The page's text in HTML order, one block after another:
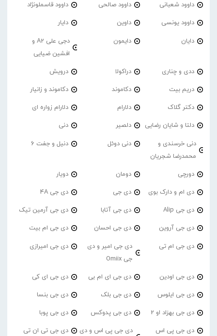
داوود شعبانی داوود صالحی داوود قاسملونژاد
داوود یونسی داوین دایار
دایان دایمون
دجی علی A2 و
افشین ضیایی
ددی و چناری دراکولا درویش
دریم بیت دکاموند دکاموند و زانیار
دکتر گلاک دلارام دلارام زواره ای
دلتا و شایان رضایی دلصیر دنی
دنی خرسندی و
محمدرضا شجریان
دنی دوئل دنیل و جفت 6
دورچی دومان دویار
دی ام و دارک بوی دی جی دی جی 4A
دی جی Alip دی جی آتابا دی جی آرمین تیک
دی جی آروین دی جی احسان دی جی ام بیت
دی جی ام تی
دی جی امیر و دی
جی Omiix
دی جی امیرازی
دی جی اودین دی جی ای ام بی دی جی ای کی
دی جی ایلوس دی جی بلک دی جی بنسا
دی جی بهزاد او 2 دی جی پدوکس دی جی پوبا
دی جی پی اس
دی جی پی اس و دی
دی جی تی ان تی